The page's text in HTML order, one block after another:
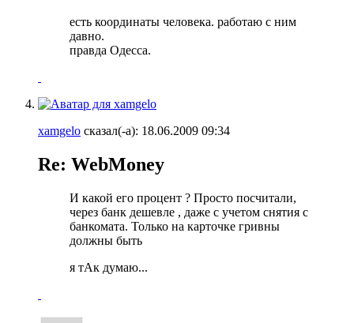
есть координаты человека. работаю с ним
давно.
правда Одесса.
xamgelo сказал(-а): 18.06.2009 09:34
Re: WebMoney
И какой его процент ? Просто посчитали,
через банк дешевле , даже с учетом снятия с
банкомата. Только на карточке гривны
должны быть
я тАк думаю...